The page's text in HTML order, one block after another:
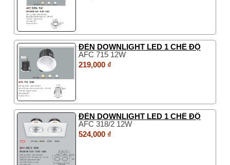
ĐÈN DOWNLIGHT LED 1 CHẾ ĐỘ
AFC 715 12W
219,000 ₫
ĐÈN DOWNLIGHT LED 1 CHẾ ĐỘ
AFC 318/2 12W
524,000 ₫